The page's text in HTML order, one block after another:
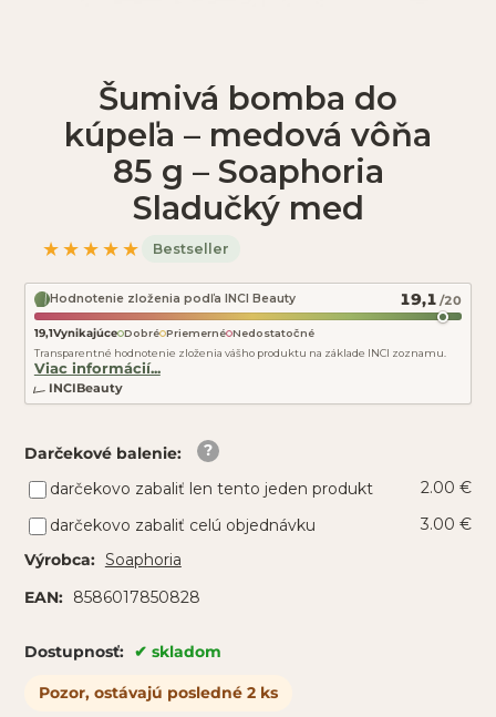
Šumivá bomba do
kúpeľa – medová vôňa
85 g – Soaphoria
Sladučký med
★★★★★ Bestseller
Hodnotenie zloženia podľa INCI Beauty 19,1 /20
19,1Vynikajúce Dobré Priemerné Nedostatočné
Transparentné hodnotenie zloženia vášho produktu na základe INCI zoznamu.
Viac informácií...
INCIBeauty
Darčekové balenie:
darčekovo zabaliť len tento jeden produkt
2.00 €
darčekovo zabaliť celú objednávku
3.00 €
Výrobca: Soaphoria
EAN: 8586017850828
Dostupnosť: skladom
Pozor, ostávajú posledné 2 ks